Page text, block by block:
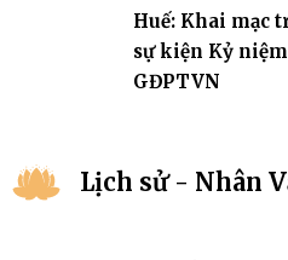
Huế: Khai mạc
sự kiện Kỷ
GĐPTVN
Lịch sử - Nhân